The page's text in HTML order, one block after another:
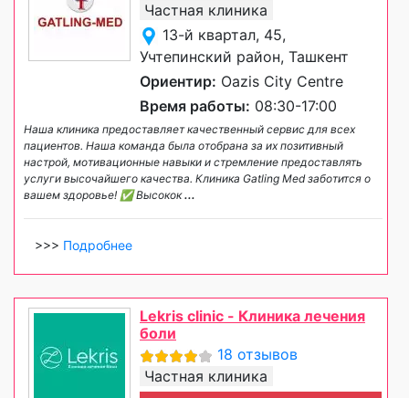
Частная клиника
13-й квартал, 45,
Учтепинский район, Ташкент
Ориентир: Oazis Сity Сentre
Время работы: 08:30-17:00
Наша клиника предоставляет качественный сервис для всех
пациентов. Наша команда была отобрана за их позитивный
настрой, мотивационные навыки и стремление предоставлять
услуги высочайшего качества. Клиника Gatling Med заботится о
вашем здоровье! ✅ Высокок...
>>> Подробнее
Lekris clinic - Клиника лечения
боли
18 отзывов
Частная клиника